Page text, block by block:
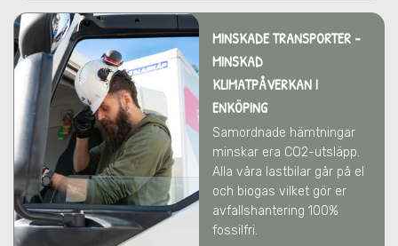
MINSKADE TRANSPORTER -
MINSKAD
KLIMATPÅVERKANI
ENKÖPING
Samordnade hämtningar
minskar era CO2-utsläpp.
Alla våra lastbilar går på el
och biogas vilket gör er
avfallshantering 100%
fossilfri.